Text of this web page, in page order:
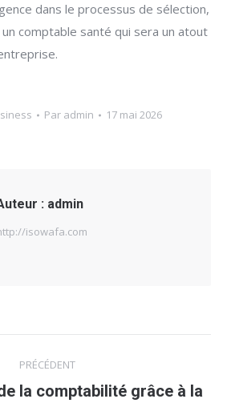
dans le processus de sélection,
comptable santé qui sera un atout
Par admin 17 mai 2026
: admin
isowafa.com
PRÉCÉDENT
la comptabilité grâce à la